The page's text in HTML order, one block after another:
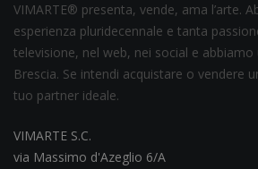
VIMARTE® presenta, vende, ama l’arte.
esperienza pluridecennale e tanta
televisione, nel web, nei social e
Brescia. Se intendi acquistare o vendere
tuo partner ideale.
VIMARTE S.C.
via Massimo d'Azeglio 6/A